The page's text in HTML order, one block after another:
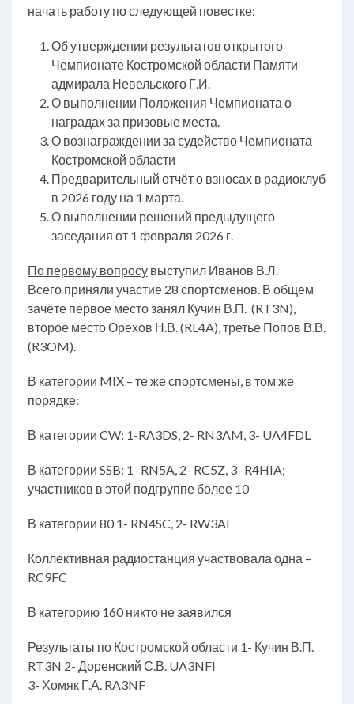
начать работу по следующей повестке:
Об утверждении результатов открытого
Чемпионате Костромской области Памяти
адмирала Невельского Г.И.
О выполнении Положения Чемпионата о
наградах за призовые места.
О вознаграждении за судейство Чемпионата
Костромской области
Предварительный отчёт о взносах в радиоклуб
в 2026 году на 1 марта.
О выполнении решений предыдущего
заседания от 1 февраля 2026 г.
По первому вопросу выступил Иванов В.Л.
Всего приняли участие 28 спортсменов. В общем
зачёте первое место занял Кучин В.П. (RT3N),
второе место Орехов Н.В. (RL4A), третье Попов В.В.
(R3OM).
В категории MIX – те же спортсмены, в том же
порядке:
В категории CW: 1-RA3DS, 2- RN3AM, 3- UA4FDL
В категории SSB: 1- RN5A, 2- RC5Z, 3- R4HIA;
участников в этой подгруппе более 10
В категории 80 1- RN4SC, 2- RW3AI
Коллективная радиостанция участвовала одна –
RC9FC
В категорию 160 никто не заявился
Результаты по Костромской области 1- Кучин В.П.
RT3N 2- Доренский С.В. UA3NFI
3- Хомяк Г.А. RA3NF